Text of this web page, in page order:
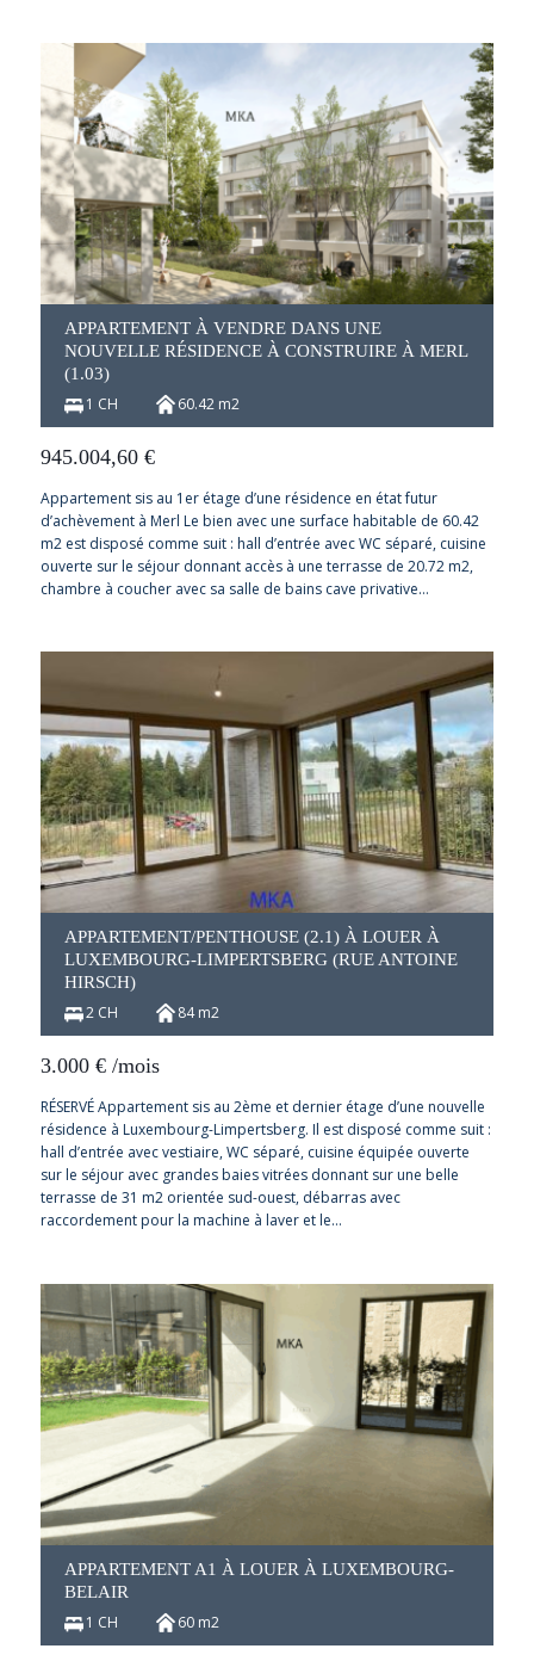
APPARTEMENT À VENDRE DANS UNE
NOUVELLE RÉSIDENCE À CONSTRUIRE À MERL
(1.03)
1 CH 60.42 m2
945.004,60€
Appartement sis au 1er étage d’une résidence en état futur
d’achèvement à Merl Le bien avec une surface habitable de 60.42
m2 est disposé comme suit : hall d’entrée avec WC séparé, cuisine
ouverte sur le séjour donnant accès à une terrasse de 20.72 m2,
chambre à coucher avec sa salle de bains cave privative…
APPARTEMENT/PENTHOUSE (2.1) À LOUER À
LUXEMBOURG-LIMPERTSBERG (RUE ANTOINE
HIRSCH)
2 CH 84 m2
3.000€ /mois
RÉSERVÉ Appartement sis au 2ème et dernier étage d’une nouvelle
résidence à Luxembourg-Limpertsberg. Il est disposé comme suit :
hall d’entrée avec vestiaire, WC séparé, cuisine équipée ouverte
sur le séjour avec grandes baies vitrées donnant sur une belle
terrasse de 31 m2 orientée sud-ouest, débarras avec
raccordement pour la machine à laver et le…
APPARTEMENT A1 À LOUER À LUXEMBOURG-
BELAIR
1 CH 60 m2